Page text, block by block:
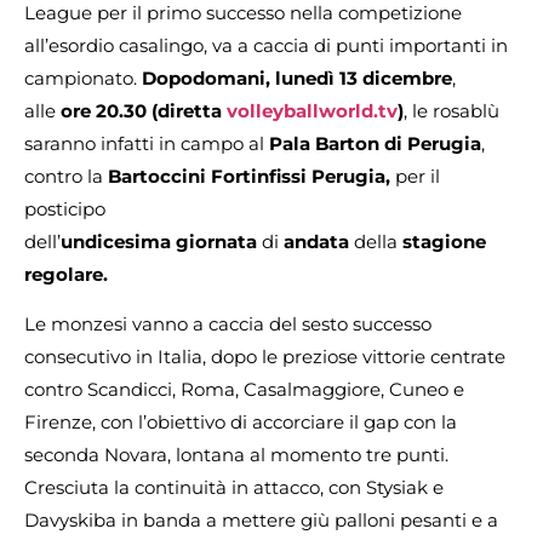
League per il primo successo nella competizione
all’esordio casalingo, va a caccia di punti importanti in
campionato. Dopodomani, lunedì 13 dicembre,
alle ore 20.30 (diretta volleyballworld.tv), le rosablù
saranno infatti in campo al Pala Barton di Perugia,
contro la Bartoccini Fortinfissi Perugia, per il
posticipo
dell’undicesima giornata di andata della stagione
regolare.
Le monzesi vanno a caccia del sesto successo
consecutivo in Italia, dopo le preziose vittorie centrate
contro Scandicci, Roma, Casalmaggiore, Cuneo e
Firenze, con l’obiettivo di accorciare il gap con la
seconda Novara, lontana al momento tre punti.
Cresciuta la continuità in attacco, con Stysiak e
Davyskiba in banda a mettere giù palloni pesanti e a